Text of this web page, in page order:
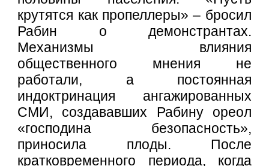
крутятся как пропеллеры» – бросил
Рабин о демонстрантах.
Механизмы влияния
общественного мнения не
работали, а постоянная
индоктринация ангажированных
СМИ, создававших Рабину ореол
«господина безопасность»,
приносила плоды. После
кратковременного периода, когда